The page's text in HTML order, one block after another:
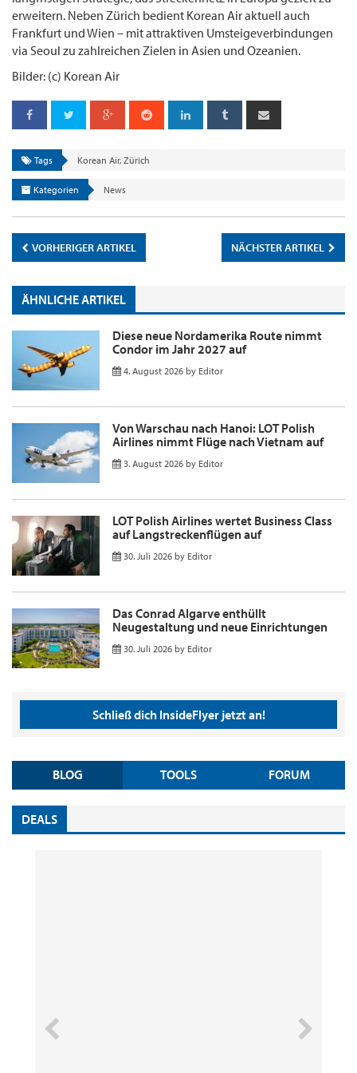
erweitern. Neben Zürich bedient Korean Air aktuell auch
Frankfurt und Wien – mit attraktiven Umsteigeverbindungen
via Seoul zu zahlreichen Zielen in Asien und Ozeanien.
Bilder: (c) Korean Air
Tags Korean Air, Zürich
Kategorien News
VORHERIGER ARTIKEL NÄCHSTER ARTIKEL
ÄHNLICHE ARTIKEL
Diese neue Nordamerika Route nimmt
Condor im Jahr 2027 auf
4. August 2026 by Editor
Von Warschau nach Hanoi: LOT Polish
Airlines nimmt Flüge nach Vietnam auf
3. August 2026 by Editor
LOT Polish Airlines wertet Business Class
auf Langstreckenflügen auf
30. Juli 2026 by Editor
Das Conrad Algarve enthüllt
Neugestaltung und neue Einrichtungen
30. Juli 2026 by Editor
Schließ dich InsideFlyer jetzt an!
BLOG TOOLS FORUM
DEALS